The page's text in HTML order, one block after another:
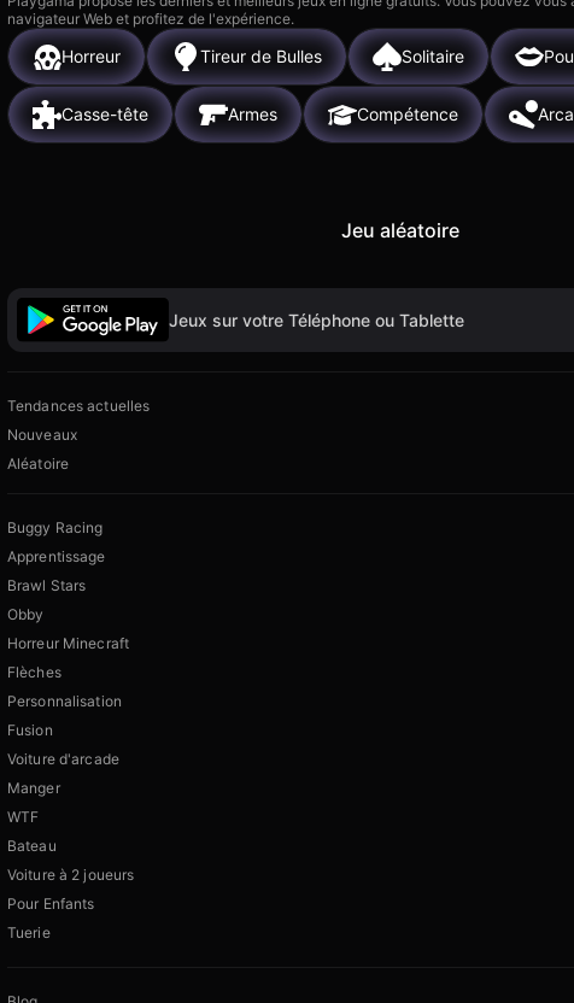
navigateur Web et profitez de l'expérience.
Horreur Tireur de Bulles Solitaire
Casse-tête Armes Compétence
Jeu aléatoire
Jeux sur votre Téléphone ou Tablette
Tendances actuelles
Nouveaux
Aléatoire
Buggy Racing
Apprentissage
Brawl Stars
Obby
Horreur Minecraft
Flèches
Personnalisation
Fusion
Voiture d'arcade
Manger
WTF
Bateau
Voiture à 2 joueurs
Pour Enfants
Tuerie